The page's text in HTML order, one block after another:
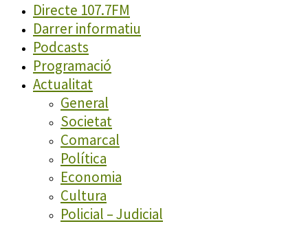
Directe 107.7FM
Darrer informatiu
Podcasts
Programació
Actualitat
General
Societat
Comarcal
Política
Economia
Cultura
Policial – Judicial